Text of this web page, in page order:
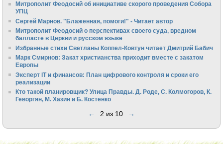
Митрополит Феодосий об инициативе скорого проведения Собора
УПЦ
Сергей Марнов. "Блаженная, помоги!" - Читает автор
Митрополит Феодосий о перспективах своего суда, вредном
балласте в Церкви и русском языке
Избранные стихи Светланы Коппел-Ковтун читает Дмитрий Бабич
Марк Смирнов: Закат христианства приходит вместе с закатом
Европы
Эксперт IT и финансов: План цифрового контроля и сроки его
реализации
Кто такой планировщик? Улица Правды. Д. Роде, С. Колмогоров, К.
Геворгян, М. Хазин и Б. Костенко
← 2 из 10 →